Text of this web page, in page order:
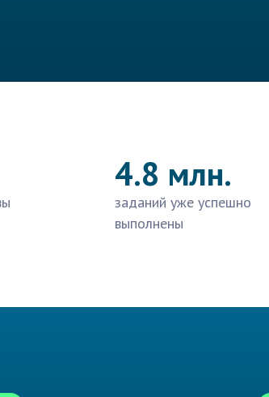
4.8 млн.
заданий уже успешно
выполнены